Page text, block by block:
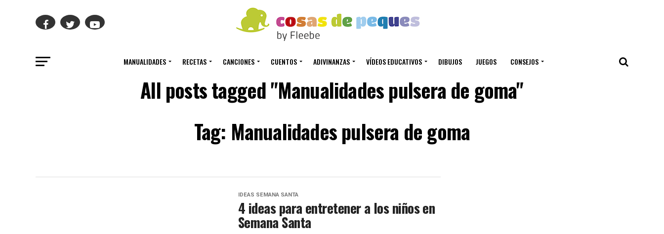
MANUALIDADES RECETAS CANCIONES CUENTOS ADIVINANZAS VÍDEOS EDUCATIVOS DIBUJOS JUEGOS CONSEJOS
All posts tagged "Manualidades pulsera de goma"
Tag: Manualidades pulsera de goma
IDEAS SEMANA SANTA
4 ideas para entretener a los niños en
Semana Santa